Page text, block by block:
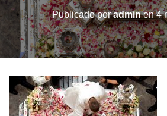
Publicado poradminen4